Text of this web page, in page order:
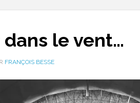
le vent…
FRANÇOIS BESSE